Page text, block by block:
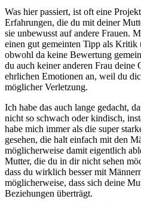
Was hier passiert, ist oft eine
Erfahrungen, die du mit deiner
sie unbewusst auf andere Frauen.
einen gut gemeinten Tipp als Kritik
obwohl da keine Bewertung
du auch keiner anderen Frau deine
ehrlichen Emotionen an, weil du
möglicher Verletzung.
Ich habe das auch lange gedacht,
nicht so schwach oder kindisch,
habe mich immer als die super
gesehen, die halt einfach mit den
möglicherweise damit eigentlich
Mutter, die du in dir nicht sehen
dass du wirklich besser mit
möglicherweise, dass sich deine
Beziehungen überträgt.